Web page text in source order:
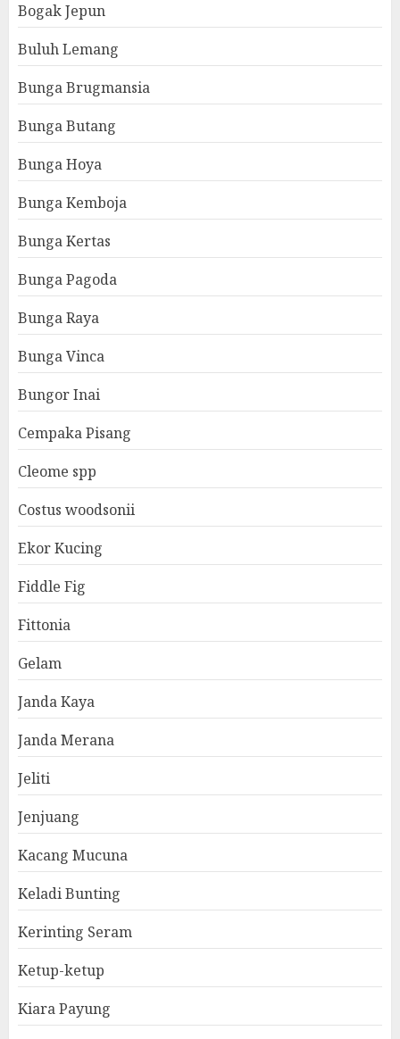
Bogak Jepun
Buluh Lemang
Bunga Brugmansia
Bunga Butang
Bunga Hoya
Bunga Kemboja
Bunga Kertas
Bunga Pagoda
Bunga Raya
Bunga Vinca
Bungor Inai
Cempaka Pisang
Cleome spp
Costus woodsonii
Ekor Kucing
Fiddle Fig
Fittonia
Gelam
Janda Kaya
Janda Merana
Jeliti
Jenjuang
Kacang Mucuna
Keladi Bunting
Kerinting Seram
Ketup-ketup
Kiara Payung